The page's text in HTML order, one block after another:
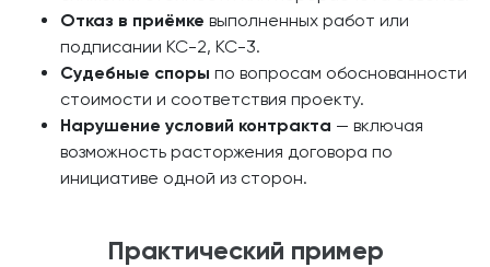
Отказ в приёмке выполненных работ или
подписании КС-2, КС-3.
Судебные споры по вопросам обоснованности
стоимости и соответствия проекту.
Нарушение условий контракта — включая
возможность расторжения договора по
инициативе одной из сторон.
Практический пример